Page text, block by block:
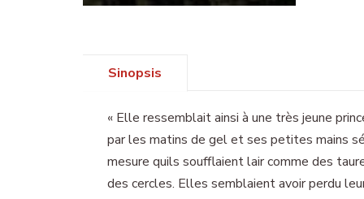
Sinopsis
« Elle ressemblait ainsi à une très jeune
par les matins de gel et ses petites mains
mesure quils soufflaient lair comme des
des cercles. Elles semblaient avoir perdu